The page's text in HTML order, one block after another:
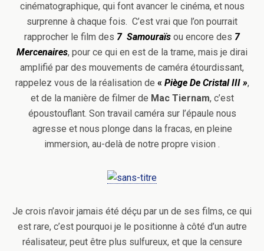
cinématographique, qui font avancer le cinéma, et nous
surprenne à chaque fois. C’est vrai que l’on pourrait
rapprocher le film des 7 Samouraïs ou encore des 7
Mercenaires, pour ce qui en est de la trame, mais je dirai
amplifié par des mouvements de caméra étourdissant,
rappelez vous de la réalisation de « Piège De Cristal III »,
et de la manière de filmer de Mac Tiernam, c’est
époustouflant. Son travail caméra sur l’épaule nous
agresse et nous plonge dans la fracas, en pleine
immersion, au-delà de notre propre vision .
Je crois n’avoir jamais été déçu par un de ses films, ce qui
est rare, c’est pourquoi je le positionne à côté d’un autre
réalisateur, peut être plus sulfureux, et que la censure